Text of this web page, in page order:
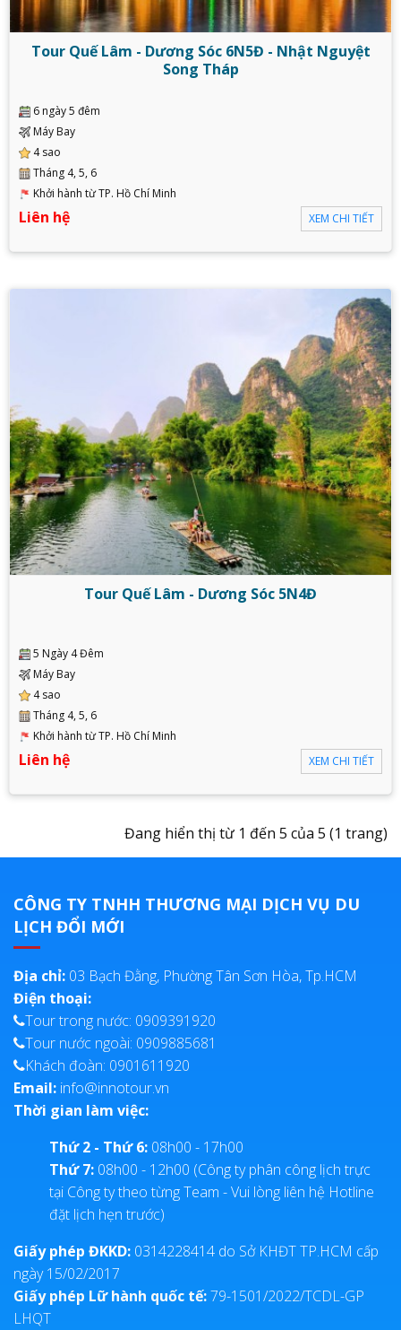
Tour Quế Lâm - Dương Sóc 6N5Đ - Nhật Nguyệt
Song Tháp
6 ngày 5 đêm
Máy Bay
4 sao
Tháng 4, 5, 6
Khởi hành từ TP. Hồ Chí Minh
Liên hệ XEM CHI TIẾT
Tour Quế Lâm - Dương Sóc 5N4Đ
5 Ngày 4 Đêm
Máy Bay
4 sao
Tháng 4, 5, 6
Khởi hành từ TP. Hồ Chí Minh
Liên hệ XEM CHI TIẾT
Đang hiển thị từ 1 đến 5 của 5 (1 trang)
CÔNG TY TNHH THƯƠNG MẠI DỊCH VỤ DU
LỊCH ĐỔI MỚI
Địa chỉ: 03 Bạch Đằng, Phường Tân Sơn Hòa, Tp.HCM
Điện thoại:
Tour trong nước: 0909391920
Tour nước ngoài: 0909885681
Khách đoàn: 0901611920
Email: info@innotour.vn
Thời gian làm việc:
Thứ 2 - Thứ 6: 08h00 - 17h00
Thứ 7: 08h00 - 12h00 (Công ty phân công lịch trực
tại Công ty theo từng Team - Vui lòng liên hệ Hotline
đặt lịch hẹn trước)
Giấy phép ĐKKD: 0314228414 do Sở KHĐT TP.HCM cấp
ngày 15/02/2017
Giấy phép Lữ hành quốc tế:79-1501/2022/TCDL-GP
LHQT